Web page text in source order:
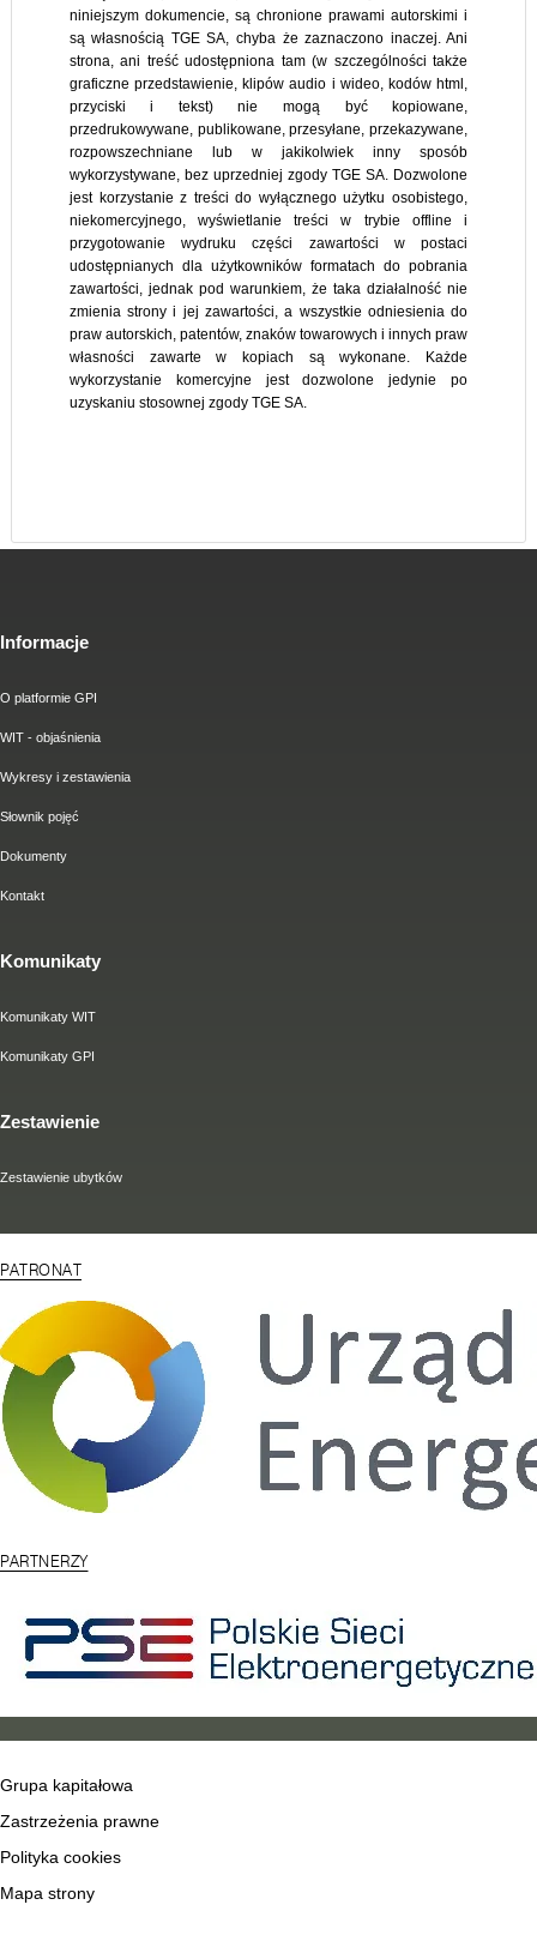
niniejszym dokumencie, są chronione prawami autorskimi i
są własnością TGE SA, chyba że zaznaczono inaczej. Ani
strona, ani treść udostępniona tam (w szczególności także
graficzne przedstawienie, klipów audio i wideo, kodów html,
przyciski i tekst) nie mogą być kopiowane,
przedrukowywane, publikowane, przesyłane, przekazywane,
rozpowszechniane lub w jakikolwiek inny sposób
wykorzystywane, bez uprzedniej zgody TGE SA. Dozwolone
jest korzystanie z treści do wyłącznego użytku osobistego,
niekomercyjnego, wyświetlanie treści w trybie offline i
przygotowanie wydruku części zawartości w postaci
udostępnianych dla użytkowników formatach do pobrania
zawartości, jednak pod warunkiem, że taka działalność nie
zmienia strony i jej zawartości, a wszystkie odniesienia do
praw autorskich, patentów, znaków towarowych i innych praw
własności zawarte w kopiach są wykonane. Każde
wykorzystanie komercyjne jest dozwolone jedynie po
uzyskaniu stosownej zgody TGE SA.
Informacje
O platformie GPI
WIT - objaśnienia
Wykresy i zestawienia
Słownik pojęć
Dokumenty
Kontakt
Komunikaty
Komunikaty WIT
Komunikaty GPI
Zestawienie
Zestawienie ubytków
PATRONAT
PARTNERZY
Grupa kapitałowa
Zastrzeżenia prawne
Polityka cookies
Mapa strony